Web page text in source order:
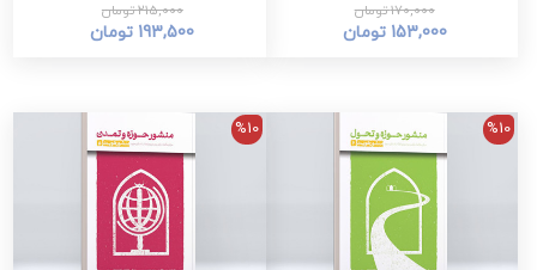
170,000 تومان
153,000 تومان
215,000 تومان
193,500 تومان
%10
%10